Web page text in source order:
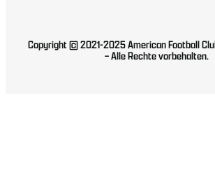
Copyright © 2021-2025 American Football
– Alle Rechte vorbehalten.